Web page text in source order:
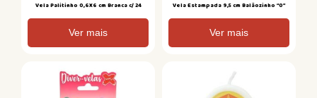
Vela Palitinho 0,6X6 cm Branca c/ 24
Ver mais
Vela Estampada 9,5 cm Balãozinho “0”
Ver mais